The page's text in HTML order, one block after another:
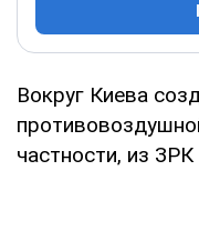
Вокруг Киева
частности, из